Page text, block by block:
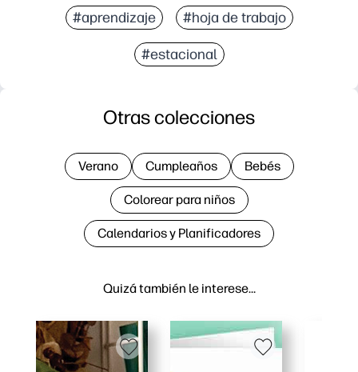
#aprendizaje #hoja de trabajo
#estacional
Quizá también le interese…
Otras colecciones
Verano Cumpleaños Bebés
Colorear para niños
Calendarios y Planificadores